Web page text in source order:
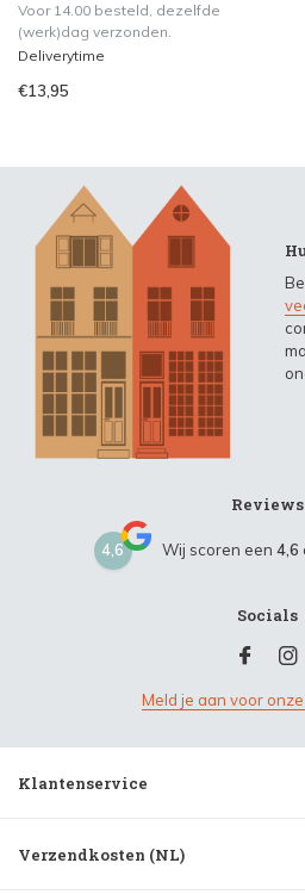
Voor 14.00 besteld, dezelfde
(werk)dag verzonden.
Deliverytime
€13,95
Reviews
4,6 Wij scoren een 4,6
Socials
Meld je aan voor
Klantenservice
Verzendkosten (NL)